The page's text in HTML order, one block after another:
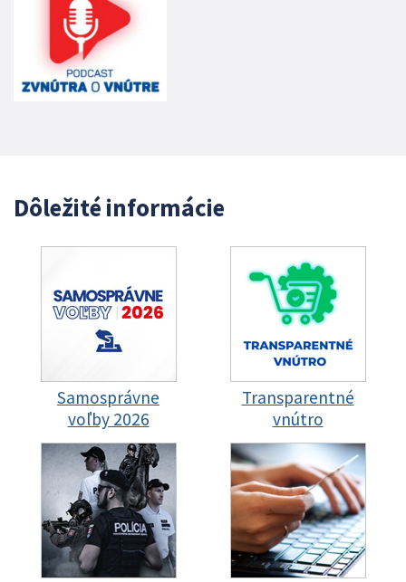
Dôležité informácie
Samosprávne
voľby 2026
Transparentné
vnútro